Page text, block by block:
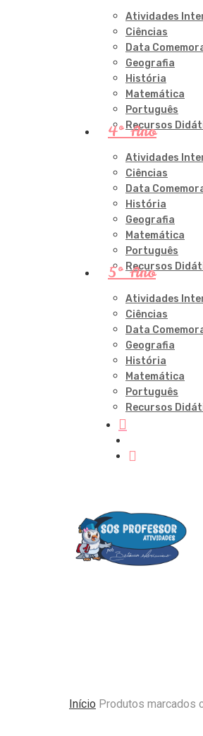
Atividades
Ciências
Data
Geografia
História
Matemática
Português
Recursos
4º Ano
Atividades
Ciências
Data
História
Geografia
Matemática
Português
Recursos
5º Ano
Atividades
Ciências
Data
Geografia
História
Matemática
Português
Recursos
Início Produtos marcados